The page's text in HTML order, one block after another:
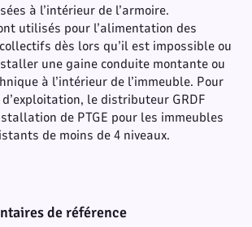
à l’intérieur de l’armoire.
utilisés pour l’alimentation des
dès lors qu’il est impossible ou
une gaine conduite montante ou
à l’intérieur de l’immeuble. Pour
le distributeur GRDF
de PTGE pour les immeubles
de moins de 4 niveaux.
de référence